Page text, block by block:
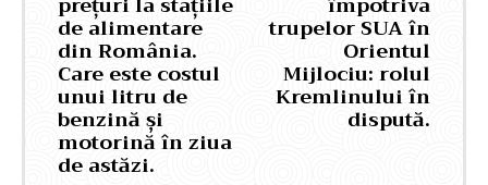
de alimentare
din România.
Care este costul
unui litru de
benzină și
motorină în ziua
de astăzi.
trupelor SUA în
Orientul
Mijlociu: rolul
Kremlinului în
dispută.